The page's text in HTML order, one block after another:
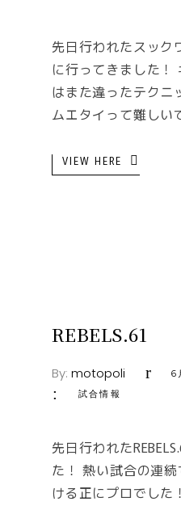
先日行われたスック
に行ってきました！
はまた違ったテクニ
ムエタイって難し
VIEW HERE
REBELS.61
By: motopoli
6
試合情報
先日行われた
た！ 熱い試合の連
ける正にプロでした